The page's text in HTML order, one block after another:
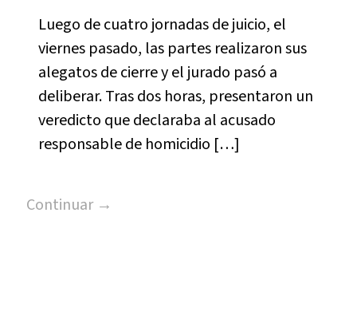
Luego de cuatro jornadas de juicio, el
viernes pasado, las partes realizaron sus
alegatos de cierre y el jurado pasó a
deliberar. Tras dos horas, presentaron un
veredicto que declaraba al acusado
responsable de homicidio […]
Continuar →